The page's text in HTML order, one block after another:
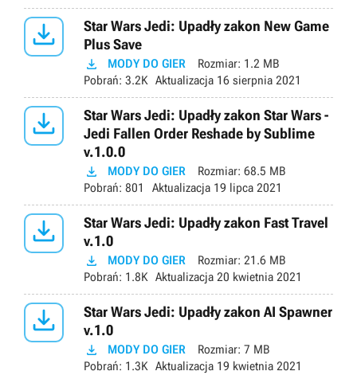

Star Wars Jedi: Upadły zakon New Game
Plus Save
 MODY DO GIER Rozmiar: 1.2 MB
Pobrań: 3.2K Aktualizacja 16 sierpnia 2021

Star Wars Jedi: Upadły zakon Star Wars -
Jedi Fallen Order Reshade by Sublime
v.1.0.0
 MODY DO GIER Rozmiar: 68.5 MB
Pobrań: 801 Aktualizacja 19 lipca 2021

Star Wars Jedi: Upadły zakon Fast Travel
v.1.0
 MODY DO GIER Rozmiar: 21.6 MB
Pobrań: 1.8K Aktualizacja 20 kwietnia 2021

Star Wars Jedi: Upadły zakon AI Spawner
v.1.0
 MODY DO GIER Rozmiar: 7 MB
Pobrań: 1.3K Aktualizacja 19 kwietnia 2021